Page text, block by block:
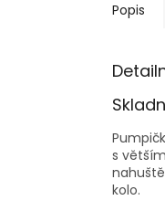
Popis
s
kolo.